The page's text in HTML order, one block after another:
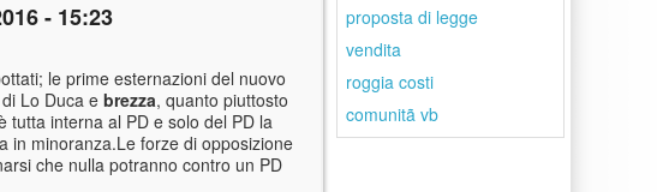
- 15:23
le prime esternazioni del nuovo
Lo Duca e brezza, quanto piuttosto
tutta interna al PD e solo del PD la
in minoranza.Le forze di opposizione
che nulla potranno contro un PD
proposta di legge
vendita
roggia costi
comunitã vb